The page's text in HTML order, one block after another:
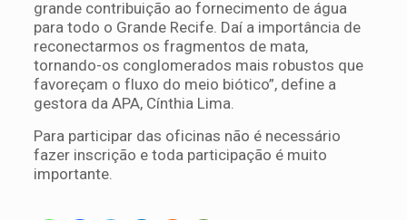
grande contribuição ao fornecimento de água
para todo o Grande Recife. Daí a importância de
reconectarmos os fragmentos de mata,
tornando-os conglomerados mais robustos que
favoreçam o fluxo do meio biótico”, define a
gestora da APA, Cínthia Lima.
Para participar das oficinas não é necessário
fazer inscrição e toda participação é muito
importante.